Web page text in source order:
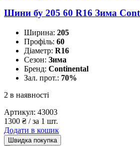
Шини бу 205 60 R16 Зима
Ширина: 205
Профіль: 60
Діаметр: R16
Сезон: Зима
Бренд: Continental
Зал. прот.: 70%
2 в наявності
Артикул: 43003
1300 ₴ / за 1 шт.
Додати в кошик
Швидка покупка